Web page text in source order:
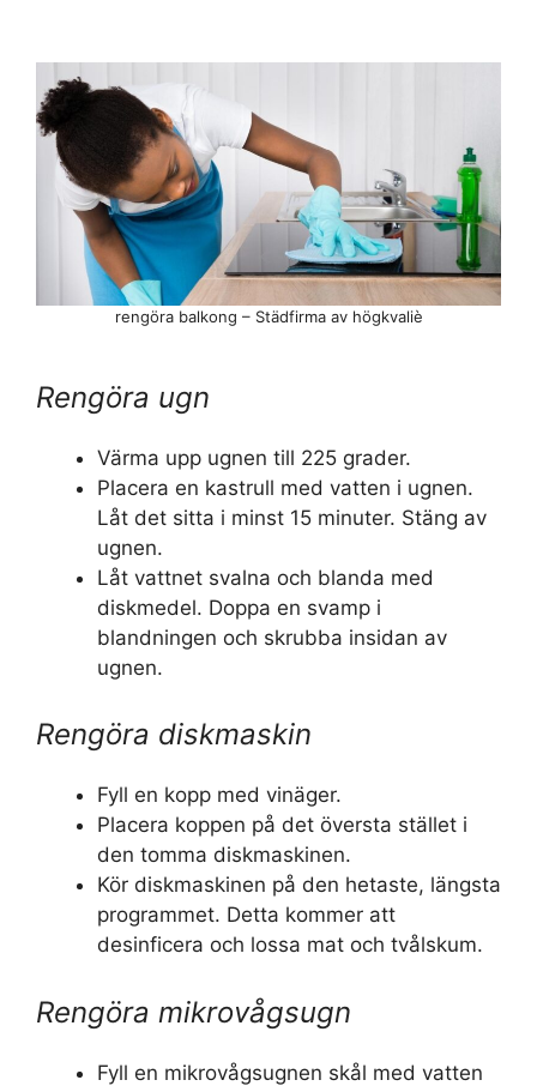
Rengöra ugn
Värma upp ugnen till 225 grader.
Placera en kastrull med vatten i ugnen.
Låt det sitta i minst 15 minuter. Stäng av
ugnen.
Låt vattnet svalna och blanda med
diskmedel. Doppa en svamp i
blandningen och skrubba insidan av
ugnen.
Rengöra diskmaskin
Fyll en kopp med vinäger.
Placera koppen på det översta stället i
den tomma diskmaskinen.
Kör diskmaskinen på den hetaste, längsta
programmet. Detta kommer att
desinficera och lossa mat och tvålskum.
Rengöra mikrovågsugn
Fyll en mikrovågsugnen skål med vatten
rengöra balkong – Städfirma av högkvaliè